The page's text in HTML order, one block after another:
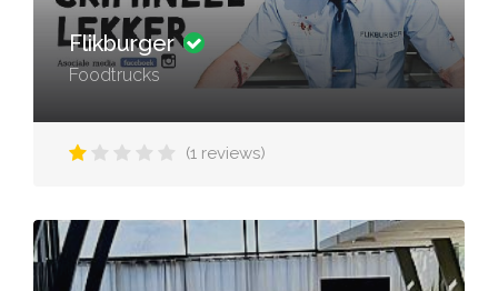
Flikburger
Foodtrucks
(1 reviews)